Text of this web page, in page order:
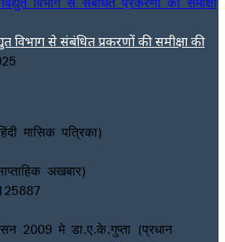
विभाग से संबंधित प्रकरणों की समीक्षा की
मासिक पत्रिका)
अखबार)
2009 मे डा.ए.के.गुप्ता (प्रधान